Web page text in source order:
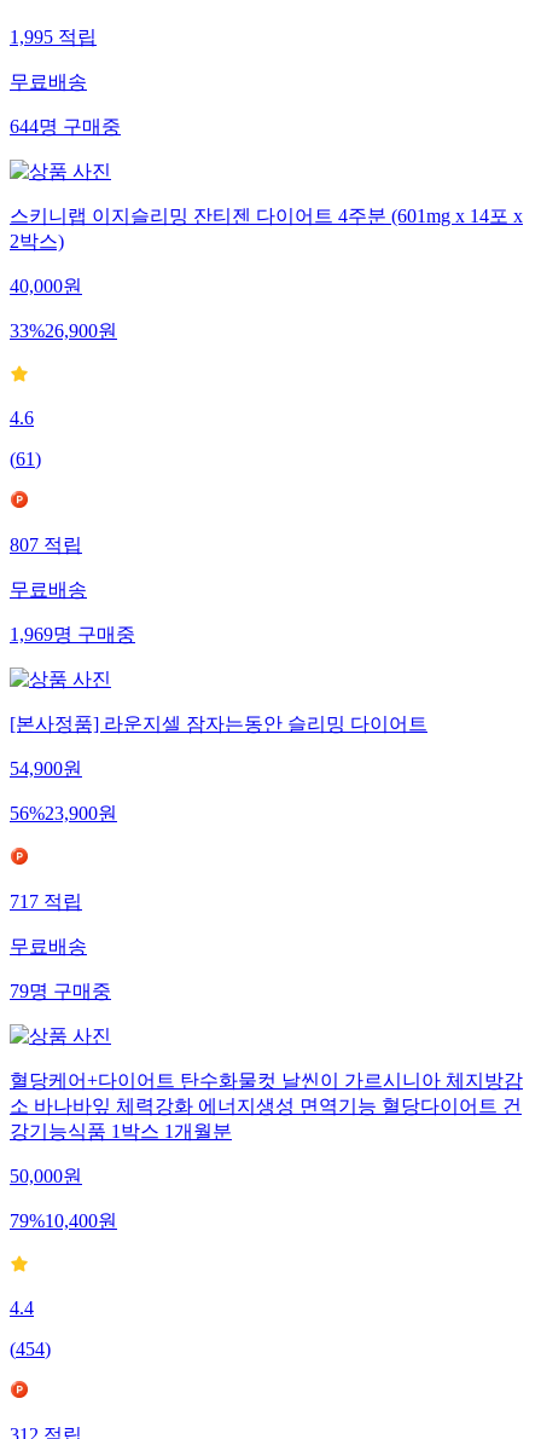
1,995적립
무료배송
644명구매중
스키니랩 이지슬리밍 잔티젠 다이어트 4주분 (601mg x 14포 x
2박스)
40,000원
33%26,900원
4.6
(61)
807적립
무료배송
1,969명구매중
[본사정품] 라운지셀 잠자는동안 슬리밍 다이어트
54,900원
56%23,900원
717적립
무료배송
79명구매중
혈당케어+다이어트 탄수화물컷 날씬이 가르시니아 체지방감
소 바나바잎 체력강화 에너지생성 면역기능 혈당다이어트 건
강기능식품 1박스 1개월분
50,000원
79%10,400원
4.4
(454)